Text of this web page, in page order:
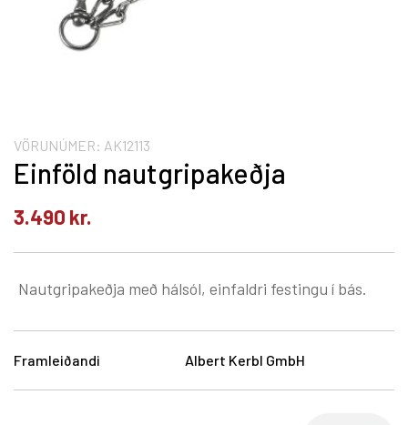
VÖRUNÚMER: AK12113
Einföld nautgripakeðja
3.490 kr.
Nautgripakeðja með hálsól, einfaldri festingu í bás.
Framleiðandi Albert Kerbl GmbH